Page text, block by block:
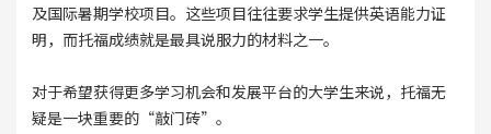
及国际暑期学校项目。这些项目往往要求学生提供英语能力证
明，而托福成绩就是最具说服力的材料之一。
对于希望获得更多学习机会和发展平台的大学生来说，托福无
疑是一块重要的“敲门砖”。